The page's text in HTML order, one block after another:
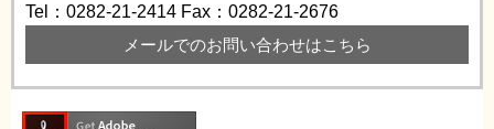
Tel：0282-21-2414 Fax：0282-21-2676
メールでのお問い合わせはこちら